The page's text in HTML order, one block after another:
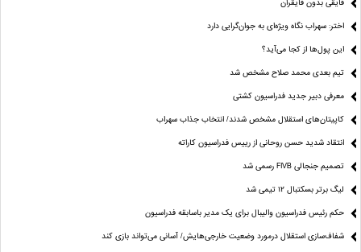
قایقی بدون قایقران
اختر: سهراب نگاه ویژه‌ای به جوان‌گرایی دارد
این پول‌ها از کجا می‌آید؟
تیم بعدی محمد صلاح مشخص شد
معرفی دبیر جدید فدراسیون کشتی
کاپیتان‌های استقلال مشخص شدند/ انتخاب جذاب سهراب
انتقاد شدید حسن روحانی از رییس فدراسیون کاراته
تصمیم جنجالی FIVB رسمی شد
لیگ برتر بسکتبال ۱۲ تیمی شد
حکم رئیس فدراسیون والیبال برای یک مدیر باسابقه فدراسیون
شفاف‌سازی استقلال درمورد وضعیت خارجی‌هایش/ آسانی می‌تواند بازی کند